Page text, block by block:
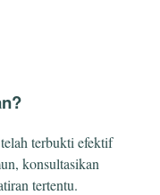
terbukti efektif
konsultasikan
tertentu.